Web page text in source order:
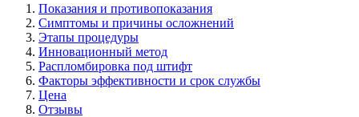
Показания и противопоказания
Симптомы и причины осложнений
Этапы процедуры
Инновационный метод
Распломбировка под штифт
Факторы эффективности и срок службы
Цена
Отзывы